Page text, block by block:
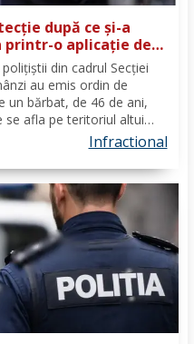
după ce și-a
o aplicație de
din cadrul Secției
au emis ordin de
un bărbat, de 46 de ani,
se afla pe teritoriul altui
prin intermediul unor
Infractional